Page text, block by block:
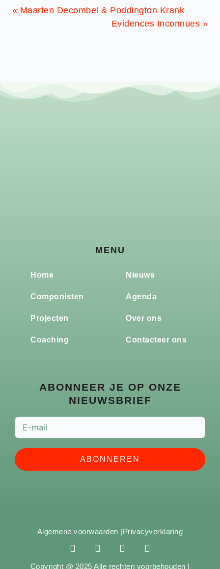
« Maarten Decombel & Poddington Krank
Evidences Inconnues »
MENU
Home
Componisten
Projecten
Coaching
Nieuws
Agenda
Over ons
Contacteer ons
ABONNEER JE OP ONZE
NIEUWSBRIEF
ABONNEREN
Copyright @ 2025 Alle rechten voorbehouden |
F
a
c
I
n
s
Y
o
u
S
p
Algemene voorwaarden |Privacyverklaring